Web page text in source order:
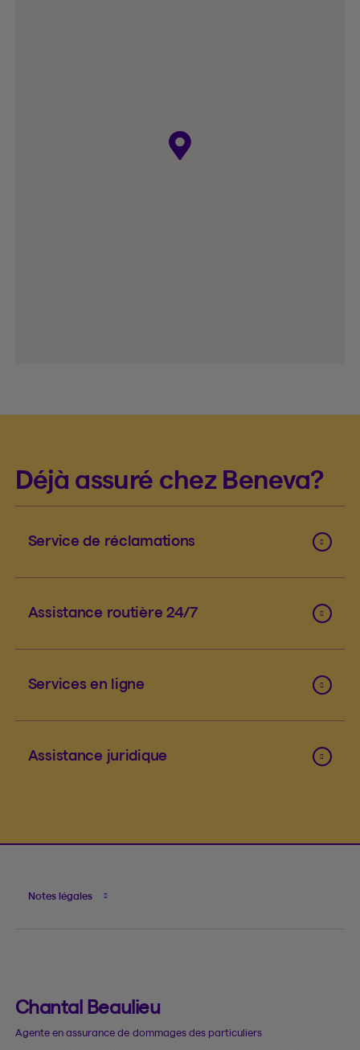
Déjà assuré chez Beneva?
Service de réclamations
Assistance routière 24/7
Services en ligne
Assistance juridique
Notes légales
Chantal Beaulieu
Agente en assurance de dommages des particuliers